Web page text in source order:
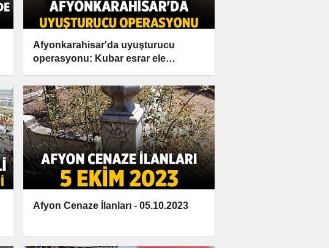
Afyonkarahisar'da uyuşturucu
operasyonu: Kubar esrar ele
Afyon Cenaze İlanları - 05.10.2023